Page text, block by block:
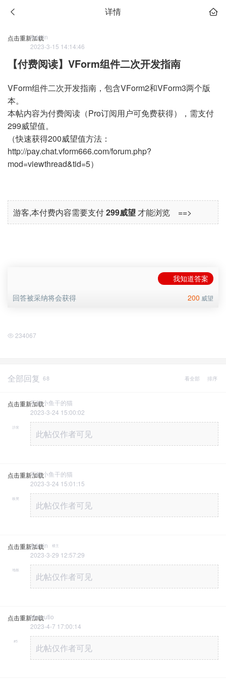
详情
点击重新加载
Admin
2023-3-15 14:14:46
【付费阅读】VForm组件二次开发指南
VForm组件二次开发指南，包含VForm2和VForm3两个版
本。
本帖内容为付费阅读（Pro订阅用户可免费获得），需支付
299威望值。
（快速获得200威望值方法：
http://pay.chat.vform666.com/forum.php?
mod=viewthread&tid=5）
游客,本付费内容需要支付299威望才能浏览 ==>
我知道答案
200 威望
回答被采纳将会获得
234067
全部回复 68 排序
看全部
点击重新加载不吃小鱼干的猫
2023-3-24 15:00:02
沙发
此帖仅作者可见
点击重新加载不吃小鱼干的猫
2023-3-24 15:01:15
板凳
此帖仅作者可见
点击重新加载
Admin 楼主
2023-3-29 12:57:29
地板
此帖仅作者可见
点击重新加载
Mercutio
2023-4-7 17:00:14
#5
此帖仅作者可见